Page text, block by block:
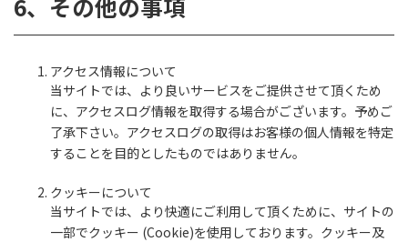
6、その他の事項
アクセス情報について
当サイトでは、より良いサービスをご提供させて頂くため
に、アクセスログ情報を取得する場合がございます。予めご
了承下さい。アクセスログの取得はお客様の個人情報を特定
することを目的としたものではありません。
クッキーについて
当サイトでは、より快適にご利用して頂くために、サイトの
一部でクッキー (Cookie)を使用しております。クッキー及